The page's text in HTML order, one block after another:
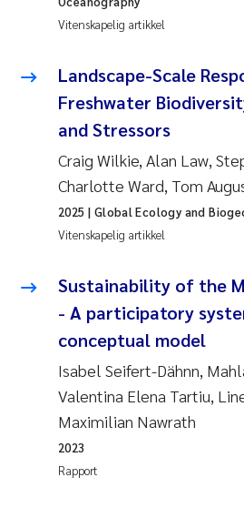
Frode Sundnes
Andrew Luke King
Ian Allan
Bert van Bavel
Marianne Mosberg
Caroline Enge
Hans Nicolai Adam
Mari Moren
Helene Frigstad
Vitenskapelig artikkel
Landscape-Scale
Freshwater
and Stressors
Craig Wilkie, Alan Law,
Charlotte Ward, Tom
Vitenskapelig artikkel
2025 | Global Ecology and
Sustainability of the
- A participatory
conceptual model
Isabel Seifert-Dähnn,
Valentina Elena Tartiu,
Maximilian Nawrath
Rapport
2023